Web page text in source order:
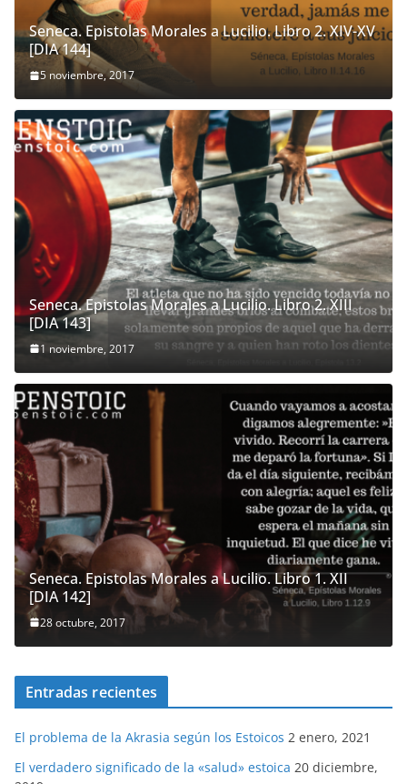
Seneca. Epistolas Morales a Lucilio. Libro 2. XIV-XV
[DIA 144]
5 noviembre, 2017
Seneca. Epistolas Morales a Lucilio. Libro 2. XIII
[DIA 143]
1 noviembre, 2017
Seneca. Epistolas Morales a Lucilio. Libro 1. XII
[DIA 142]
28 octubre, 2017
Entradas recientes
El problema de la Akrasia según los Estoicos 2 enero, 2021
El verdadero significado de la «salud» estoica 20 diciembre,